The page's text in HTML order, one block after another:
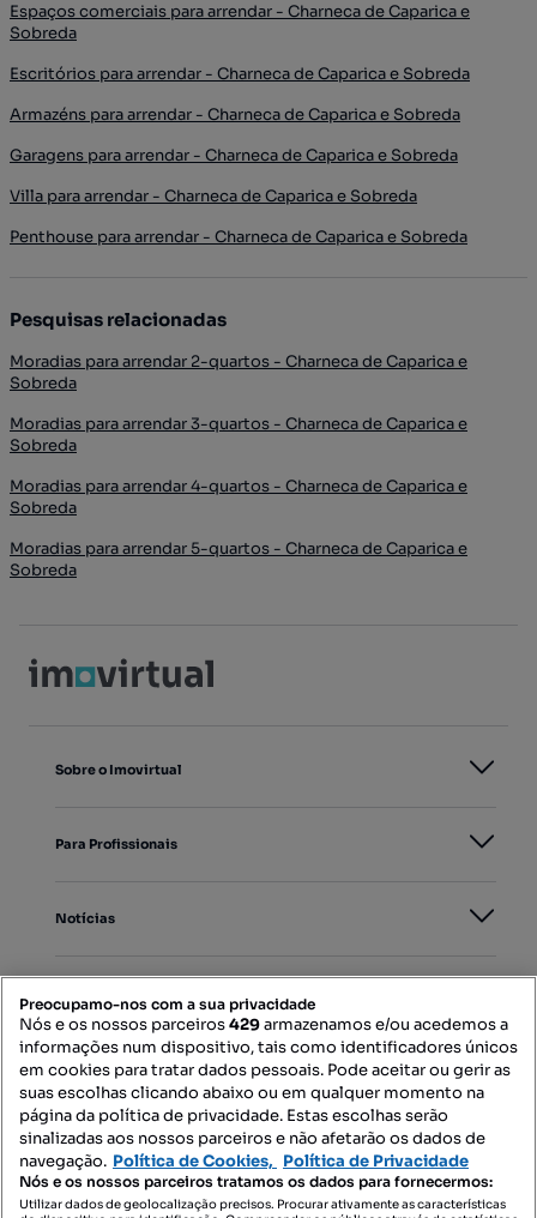
Espaços comerciais para arrendar - Charneca de Caparica e
Sobreda
Escritórios para arrendar - Charneca de Caparica e Sobreda
Armazéns para arrendar - Charneca de Caparica e Sobreda
Garagens para arrendar - Charneca de Caparica e Sobreda
Villa para arrendar - Charneca de Caparica e Sobreda
Penthouse para arrendar - Charneca de Caparica e Sobreda
Pesquisas relacionadas
Moradias para arrendar 2-quartos - Charneca de Caparica e
Sobreda
Moradias para arrendar 3-quartos - Charneca de Caparica e
Sobreda
Moradias para arrendar 4-quartos - Charneca de Caparica e
Sobreda
Moradias para arrendar 5-quartos - Charneca de Caparica e
Sobreda
Sobre o Imovirtual
Para Profissionais
Notícias
Mapa do Site
Contacte-nos
Preocupamo-nos com a sua privacidade
Nós e os nossos parceiros429armazenamos e/ou acedemos a
informações num dispositivo, tais como identificadores únicos
em cookies para tratar dados pessoais. Pode aceitar ou gerir as
suas escolhas clicando abaixo ou em qualquer momento na
página da política de privacidade. Estas escolhas serão
sinalizadas aos nossos parceiros e não afetarão os dados de
navegação. Política de Cookies, Política de Privacidade
Nós e os nossos parceiros tratamos os dados para fornecermos:
Utilizar dados de geolocalização precisos. Procurar ativamente as características